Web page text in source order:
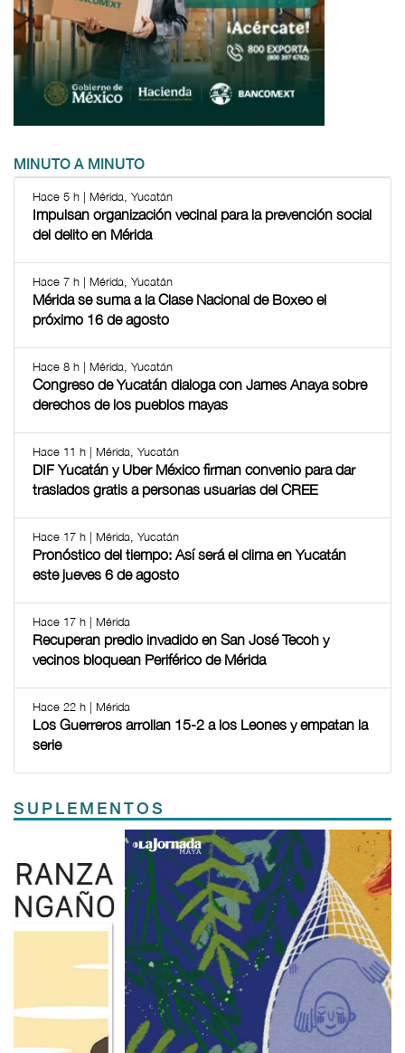
MINUTO A MINUTO
Hace 5 h | Mérida, Yucatán
Impulsan organización vecinal para la prevención social
del delito en Mérida
Hace 7 h | Mérida, Yucatán
Mérida se suma a la Clase Nacional de Boxeo el
próximo 16 de agosto
Hace 8 h | Mérida, Yucatán
Congreso de Yucatán dialoga con James Anaya sobre
derechos de los pueblos mayas
Hace 11 h | Mérida, Yucatán
DIF Yucatán y Uber México firman convenio para dar
traslados gratis a personas usuarias del CREE
Hace 17 h | Mérida, Yucatán
Pronóstico del tiempo: Así será el clima en Yucatán
este jueves 6 de agosto
Hace 17 h | Mérida
Recuperan predio invadido en San José Tecoh y
vecinos bloquean Periférico de Mérida
Hace 22 h | Mérida
Los Guerreros arrollan 15-2 a los Leones y empatan la
serie
SUPLEMENTOS